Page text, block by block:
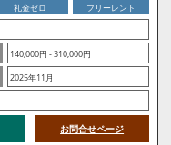
礼金ゼロ
フリーレント
140,000円 - 310,000円
2025年11月
お問合せページ